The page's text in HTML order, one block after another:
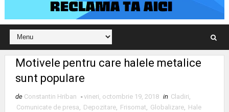
Motivele pentru care halele metalice
sunt populare
de Constantin Hriban - vineri, octombrie 19, 2018 in Cladiri,
Comunicate de presa, Depozitare, Frisomat, Globalizare, Hale